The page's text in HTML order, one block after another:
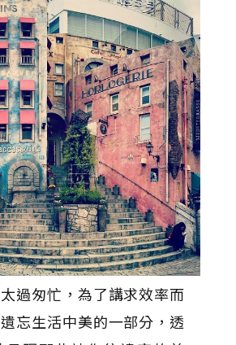
過匆忙，為了講求效率而
忘生活中美的一部分，透